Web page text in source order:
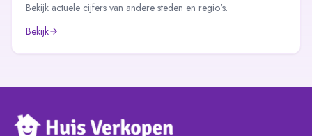
Bekijk actuele cijfers van andere steden en regio's.
Bekijk